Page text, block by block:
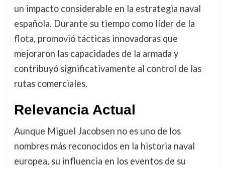
un impacto considerable en la estrategia naval
española. Durante su tiempo como líder de la
flota, promovió tácticas innovadoras que
mejoraron las capacidades de la armada y
contribuyó significativamente al control de las
rutas comerciales.
Relevancia Actual
Aunque Miguel Jacobsen no es uno de los
nombres más reconocidos en la historia naval
europea, su influencia en los eventos de su